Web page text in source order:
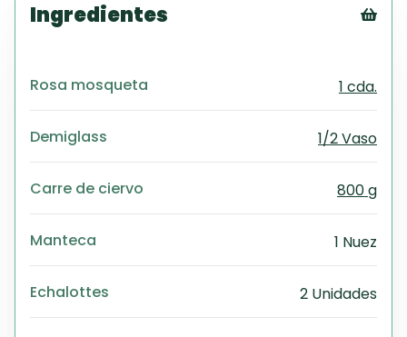
Ingredientes
Rosa mosqueta 1 cda.
Demiglass 1/2 Vaso
Carre de ciervo 800 g
Manteca 1 Nuez
Echalottes 2 Unidades